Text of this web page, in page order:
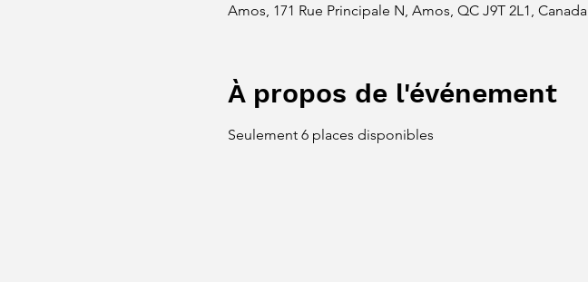
Amos, 171 Rue Principale N, Amos, QC J9T 2L1, Canada
À propos de l'événement
Seulement 6 places disponibles